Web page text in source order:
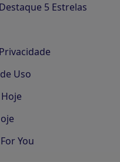
5 Estrelas
Uso
You